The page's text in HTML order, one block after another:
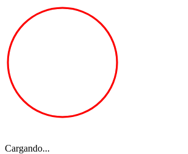
Cargando...